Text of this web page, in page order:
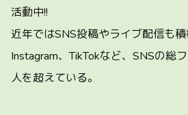
活動中!!
近年ではSNS投稿やライブ配信も積
Instagram、TikTokなど、SNSの総
人を超えている。